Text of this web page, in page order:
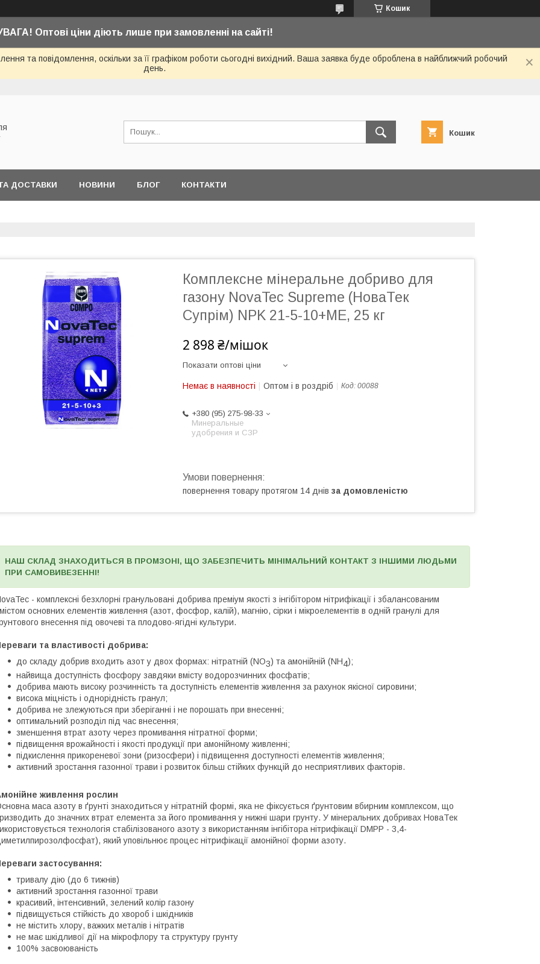
Кошик
Оптові ціни діють лише при замовленні на сайті!
та повідомлення, оскільки за її графіком роботи сьогодні вихідний. Ваша заявка буде оброблена в найближчий робочий
день.
Кошик
ДОСТАВКИ НОВИНИ БЛОГ КОНТАКТИ
Комплексне мінеральне добриво для
газону NovaTec Supreme (НоваТек
Супрім) NPK 21-5-10+ME, 25 кг
2 898 ₴/мішок
Показати оптові ціни
Немає в наявності Оптом і в роздріб Код: 00088
+380 (95) 275-98-33
Минеральные
удобрения и СЗР
повернення товару протягом 14 днів за домовленістю
НАШ СКЛАД ЗНАХОДИТЬСЯ В ПРОМЗОНІ, ЩО ЗАБЕЗПЕЧИТЬ МІНІМАЛЬНИЙ КОНТАКТ З ІНШИМИ ЛЮДЬМИ
ПРИ САМОВИВЕЗЕННІ!
- комплексні безхлорні гранульовані добрива преміум якості з інгібітором нітрифікації і збалансованим
основних елементів живлення (азот, фосфор, калій), магнію, сірки і мікроелементів в одній гранулі для
внесення під овочеві та плодово-ягідні культури.
та властивості добрива:
до складу добрив входить азот у двох формах: нітратній (NO3) та амонійній (NH4);
найвища доступність фосфору завдяки вмісту водорозчинних фосфатів;
добрива мають високу розчинність та доступність елементів живлення за рахунок якісної сировини;
висока міцність і однорідність гранул;
добрива не злежуються при зберіганні і не порошать при внесенні;
оптимальний розподіл під час внесення;
зменшення втрат азоту через промивання нітратної форми;
підвищення врожайності і якості продукції при амонійному живленні;
підкислення прикореневої зони (ризосфери) і підвищення доступності елементів живлення;
активний зростання газонної трави і розвиток більш стійких функцій до несприятливих факторів.
живлення рослин
маса азоту в ґрунті знаходиться у нітратній формі, яка не фіксується ґрунтовим вбирним комплексом, що
до значних втрат елемента за його промивання у нижні шари грунту. У мінеральних добривах НоваТек
технологія стабілізованого азоту з використанням інгібітора нітрифікації DMPP - 3,4-
який уповільнює процес нітрифікації амонійної форми азоту.
застосування:
тривалу дію (до 6 тижнів)
активний зростання газонної трави
красивий, інтенсивний, зелений колір газону
підвищується стійкість до хвороб і шкідників
не містить хлору, важких металів і нітратів
не має шкідливої дії на мікрофлору та структуру грунту
100% засвоюваність